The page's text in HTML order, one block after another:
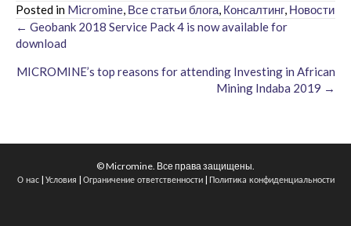
Posted in Micromine, Все статьи блога, Консалтинг, Новости
Posts
navigation
← Geobank 2018 Service Pack 4 is now available for
download
MICROMINE’s top reasons for attending Investing in African
Mining Indaba 2019 →
© Micromine. Все права защищены.
О нас| Условия | Ограничение ответственности| Политика конфиденциальности